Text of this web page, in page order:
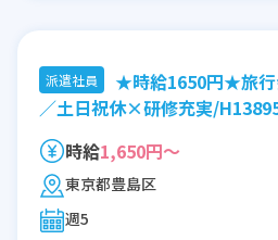
派遣社員
★時給1650円★旅行
／土日祝休×研修充実/
時給1,650円～
東京都豊島区
週5